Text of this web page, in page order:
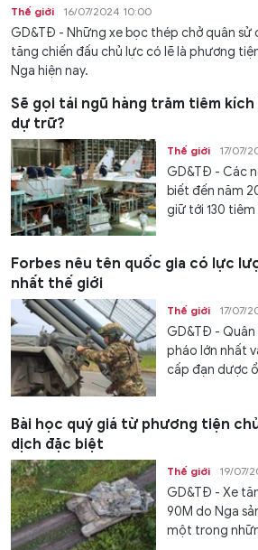
Thế giới 16/07/2024 10:00
GD&TĐ - Những xe bọc thép chở quân sử
tăng chiến đấu chủ lực có lẽ là phương
Nga hiện nay.
Sẽ gọi tái ngũ hàng trăm tiêm
dự trữ?
Thế giới 17/07/
GD&TĐ - Các
biết đến năm
giữ tới 130
Forbes nêu tên quốc gia có lực
nhất thế giới
Thế giới 17/07/
GD&TĐ -
pháo lớn nhất
cấp đạn dược
Bài học quý giá từ phương tiện
dịch đặc biệt
Thế giới 19/07/
GD&TĐ - Xe
90M do Nga
một trong